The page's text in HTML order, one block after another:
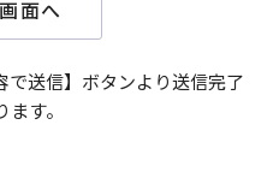
送信】ボタンより送信完了
ます。